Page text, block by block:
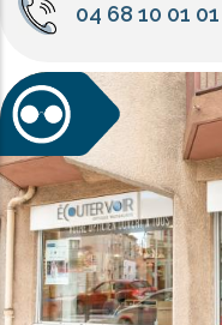
04 68 10 01 01